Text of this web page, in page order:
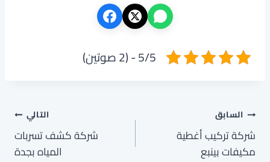
5/5 - (2 صوتين)
تصفّح
المقالات
السابق
شركة تركيب أغطية
مكيفات بينبع
التالي
شركة كشف تسربات
المياه بجدة